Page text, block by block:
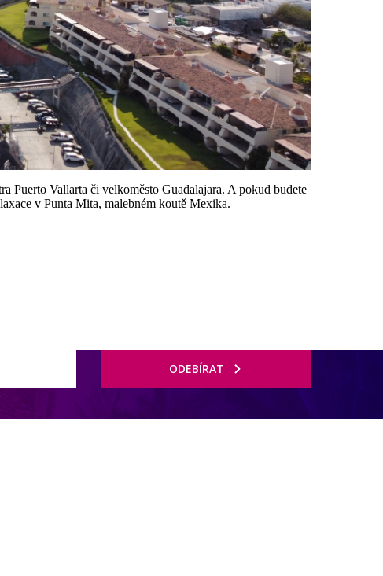
Puerto Vallarta či velkoměsto Guadalajara. A pokud budete
v Punta Mita, malebném koutě Mexika.
ODEBÍRAT